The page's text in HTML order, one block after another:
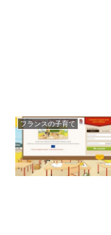
フランスの子育て